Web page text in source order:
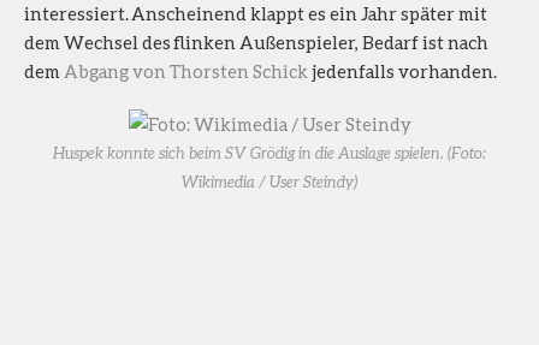
interessiert. Anscheinend klappt es ein Jahr später mit
dem Wechsel des flinken Außenspieler, Bedarf ist nach
dem Abgang von Thorsten Schick jedenfalls vorhanden.
Huspek konnte sich beim SV Grödig in die Auslage spielen. (Foto:
Wikimedia / User Steindy)